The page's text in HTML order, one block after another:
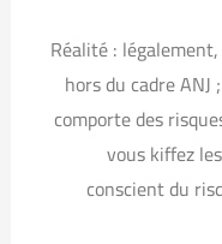
Réalité :
hors du cadre
comporte des
vous kiffez
conscient du